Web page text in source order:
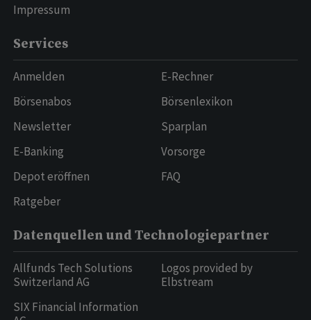
Impressum
Services
Anmelden
Börsenabos
Newsletter
E-Banking
Depot eröffnen
Ratgeber
E-Rechner
Börsenlexikon
Sparplan
Vorsorge
FAQ
Datenquellen und Technologiepartner
Allfunds Tech Solutions
Switzerland AG
SIX Financial Information
Logos provided by
Elbstream